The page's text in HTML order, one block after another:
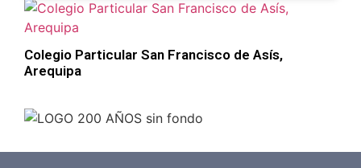
Colegio Particular San Francisco de Asís,
Arequipa